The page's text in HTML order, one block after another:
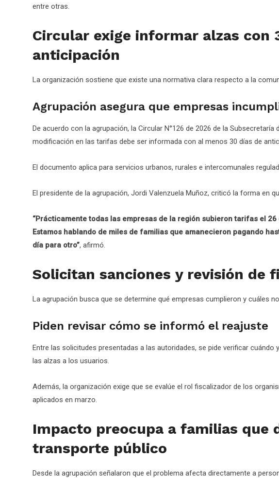
entre otras.
Circular exige informar alzas con
anticipación
La organización sostiene que existe una normativa clara respecto a la
Agrupación asegura que empresas
De acuerdo con la agrupación, la Circular N°126 de 2026 de la
modificación en las tarifas debe ser informada con al menos 30 días de
El documento aplica para servicios urbanos, rurales e intercomunales
El presidente de la agrupación, Jordi Valenzuela Muñoz, criticó la forma en
“Prácticamente todas las empresas de la región subieron tarifas el
Estamos hablando de miles de familias que amanecieron pagando
día para otro”, afirmó.
Solicitan sanciones y revisión de
La agrupación busca que se determine qué empresas cumplieron y cuáles
Piden revisar cómo se informó el reajuste
Entre las solicitudes presentadas a las autoridades, se pide verificar
las alzas a los usuarios.
Además, la organización exige que se evalúe el rol fiscalizador de los
aplicados en marzo.
Impacto preocupa a familias que
transporte público
Desde la agrupación señalaron que el problema afecta directamente a